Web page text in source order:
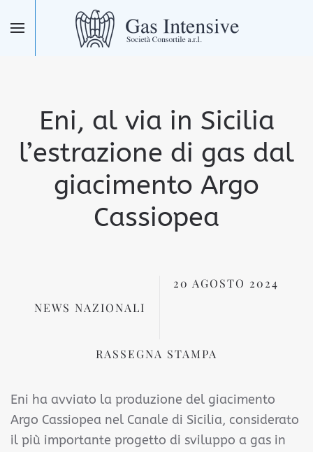
Skip to main content
Eni, al via in Sicilia
l’estrazione di gas dal
giacimento Argo
Cassiopea
NEWS NAZIONALI
20 AGOSTO 2024
RASSEGNA STAMPA
Eni ha avviato la produzione del giacimento
Argo Cassiopea nel Canale di Sicilia, considerato
il più importante progetto di sviluppo a gas in